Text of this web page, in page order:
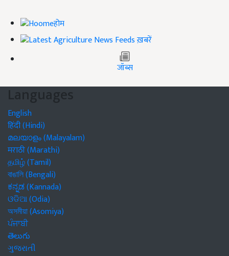
होम
ख़बरें
जॉब्स
Languages
English
हिंदी (Hindi)
മലയാളം (Malayalam)
मराठी (Marathi)
தமிழ் (Tamil)
বাঙালি (Bengali)
ಕನ್ನಡ (Kannada)
ଓଡିଆ (Odia)
অসমীয়া (Asomiya)
ਪੰਜਾਬੀ
తెలుగు
ગુજરાતી